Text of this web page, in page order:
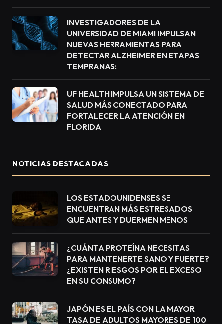
INVESTIGADORES DE LA
UNIVERSIDAD DE MIAMI IMPULSAN
NUEVAS HERRAMIENTAS PARA
DETECTAR ALZHEIMER EN ETAPAS
TEMPRANAS:
UF HEALTH IMPULSA UN SISTEMA DE
SALUD MÁS CONECTADO PARA
FORTALECER LA ATENCIÓN EN
FLORIDA
NOTICIAS DESTACADAS
LOS ESTADOUNIDENSES SE
ENCUENTRAN MÁS ESTRESADOS
QUE ANTES Y DUERMEN MENOS
¿CUÁNTA PROTEÍNA NECESITAS
PARA MANTENERTE SANO Y FUERTE?
¿EXISTEN RIESGOS POR EL EXCESO
EN SU CONSUMO?
JAPÓN ES EL PAÍS CON LA MAYOR
TASA DE ADULTOS MAYORES DE 100